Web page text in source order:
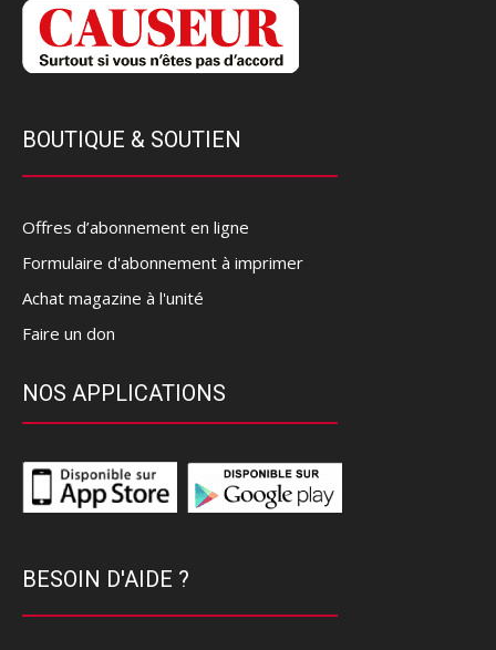
BOUTIQUE & SOUTIEN
Offres d’abonnement en ligne
Formulaire d'abonnement à imprimer
Achat magazine à l'unité
Faire un don
NOS APPLICATIONS
BESOIN D'AIDE ?